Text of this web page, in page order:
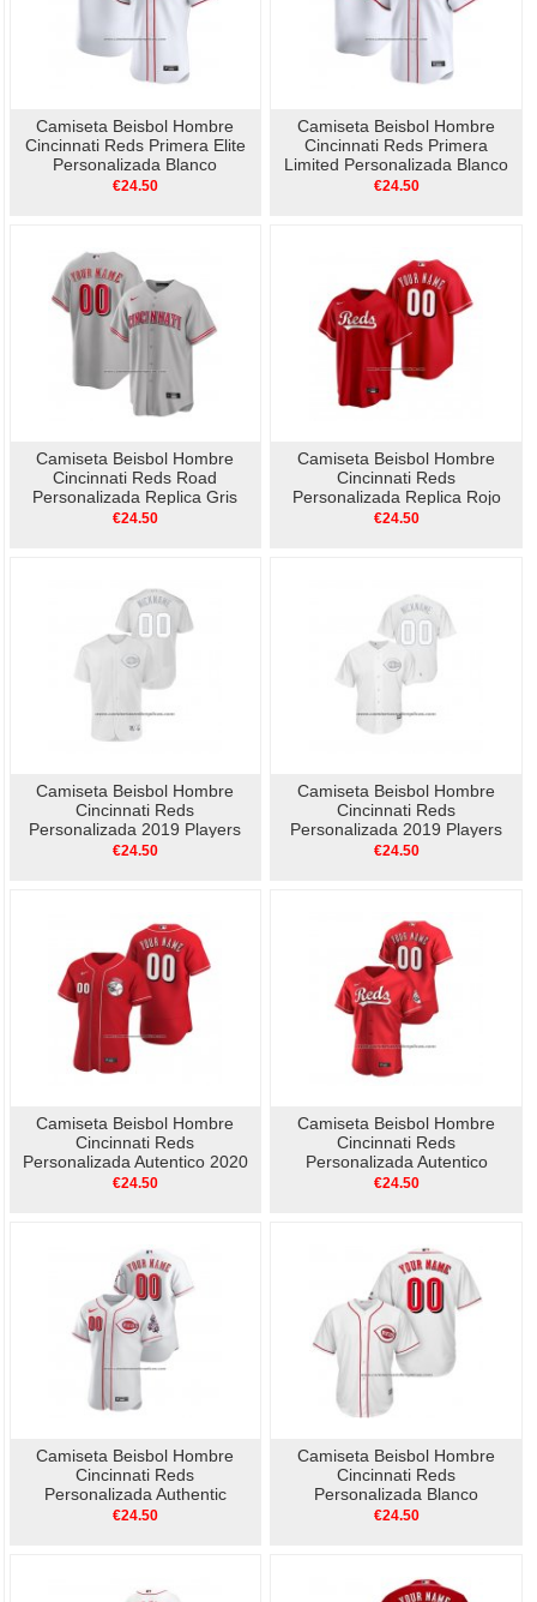
Camiseta Beisbol Hombre
Cincinnati Reds Primera Elite
Personalizada Blanco
€24.50
Camiseta Beisbol Hombre
Cincinnati Reds Primera
Limited Personalizada Blanco
€24.50
Camiseta Beisbol Hombre
Cincinnati Reds Road
Personalizada Replica Gris
€24.50
Camiseta Beisbol Hombre
Cincinnati Reds
Personalizada Replica Rojo
€24.50
Camiseta Beisbol Hombre
Cincinnati Reds
Personalizada 2019 Players
Weekend Autentico Blanco
€24.50
Camiseta Beisbol Hombre
Cincinnati Reds
Personalizada 2019 Players
Weekend Nickname Replica
€24.50
Camiseta Beisbol Hombre
Cincinnati Reds
Personalizada Autentico 2020
Alterno Rojo
€24.50
Camiseta Beisbol Hombre
Cincinnati Reds
Personalizada Autentico
Alterno Rojo
€24.50
Camiseta Beisbol Hombre
Cincinnati Reds
Personalizada Authentic
Blanco
€24.50
Camiseta Beisbol Hombre
Cincinnati Reds
Personalizada Blanco
€24.50